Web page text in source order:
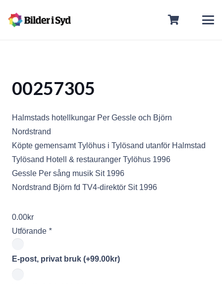
00257305
Halmstads hotellkungar Per Gessle och Björn
Nordstrand
Köpte gemensamt Tylöhus i Tylösand utanför Halmstad
Tylösand Hotell & restauranger Tylöhus 1996
Gessle Per sång musik Sit 1996
Nordstrand Björn fd TV4-direktör Sit 1996
0.00kr
Utförande *
E-post, privat bruk (+99.00kr)